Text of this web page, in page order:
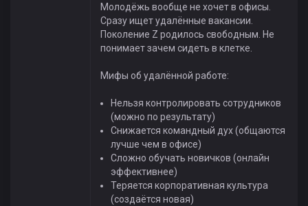
Молодёжь вообще не хочет в офисы.
Сразу ищет удалённые вакансии.
Поколение Z родилось свободным. Не
понимает зачем сидеть в клетке.
Мифы об удалённой работе:
Нельзя контролировать сотрудников
(можно по результату)
Снижается командный дух (общаются
лучше чем в офисе)
Сложно обучать новичков (онлайн
эффективнее)
Теряется корпоративная культура
(создаётся новая)